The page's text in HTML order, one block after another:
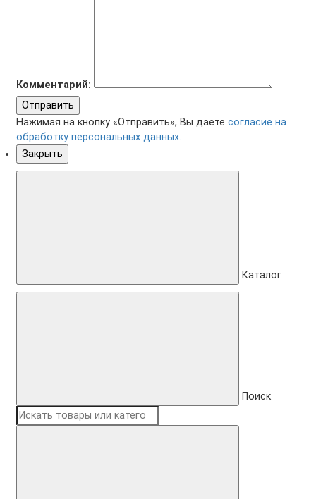
Комментарий:
Отправить
Нажимая на кнопку «Отправить», Вы даете согласие на
обработку персональных данных.
Закрыть
Каталог
Поиск